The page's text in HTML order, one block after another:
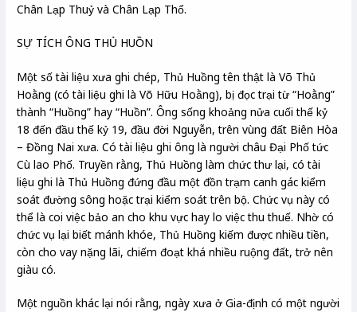
Chân Lạp Thuỷ và Chân Lạp Thổ.
SỰ TÍCH ÔNG THỦ HUỒN
Một số tài liệu xưa ghi chép, Thủ Huồng tên thật là Võ Thủ
Hoằng (có tài liệu ghi là Võ Hữu Hoằng), bị đọc trại từ “Hoằng”
thành “Huồng” hay “Huồn”. Ông sống khoảng nửa cuối thế kỷ
18 đến đầu thế kỷ 19, đầu đời Nguyễn, trên vùng đất Biên Hòa
– Đồng Nai xưa. Có tài liệu ghi ông là người châu Đại Phố tức
Cù lao Phố. Truyền rằng, Thủ Huồng làm chức thư lại, có tài
liệu ghi là Thủ Huồng đứng đầu một đồn trạm canh gác kiểm
soát đường sông hoặc trại kiểm soát trên bộ. Chức vụ này có
thể là coi việc bảo an cho khu vực hay lo việc thu thuế. Nhờ có
chức vụ lại biết mánh khóe, Thủ Huồng kiếm được nhiều tiền,
còn cho vay nặng lãi, chiếm đoạt khá nhiều ruộng đất, trở nên
giàu có.
Một nguồn khác lại nói rằng, ngày xưa ở Gia-định có một người